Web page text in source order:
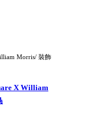
Morris/ 裝飾
X William